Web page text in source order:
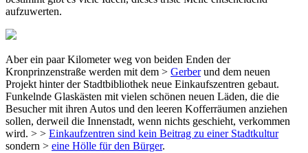
aufzuwerten.
Aber ein paar Kilometer weg von beiden Enden der
Kronprinzenstraße werden mit dem > Gerberund dem neuen
Projekt hinter der Stadtbibliothek neue Einkaufszentren gebaut.
Funkelnde Glaskästen mit vielen schönen neuen Läden, die die
Besucher mit ihren Autos und den leeren Kofferräumen anziehen
sollen, derweil die Innenstadt, wenn nichts geschieht, verkommen
wird. > > Einkaufzentren sind kein Beitrag zu einer Stadtkultur
sondern > eine Hölle für den Bürger.